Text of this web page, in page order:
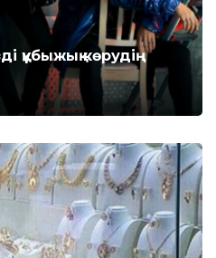
құбыжық көрудің